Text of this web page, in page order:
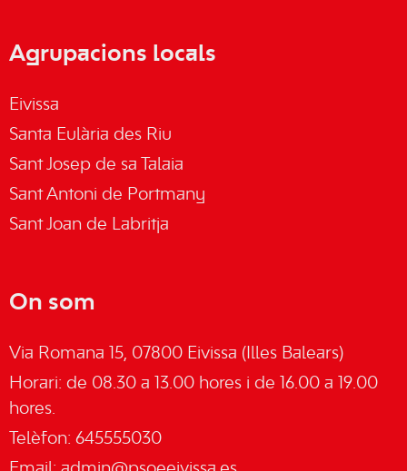
Agrupacions locals
Eivissa
Santa Eulària des Riu
Sant Josep de sa Talaia
Sant Antoni de Portmany
Sant Joan de Labritja
On som
Via Romana 15, 07800 Eivissa (Illes Balears)
Horari: de 08.30 a 13.00 hores i de 16.00 a 19.00
hores.
Telèfon: 645555030